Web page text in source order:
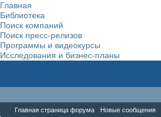
Главная
Библиотека
Поиск компаний
Поиск пресс-релизов
Программы и видеокурсы
Исследования и бизнес-планы
Главная страница форума Новые сообщения